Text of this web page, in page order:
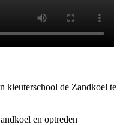
kleuterschool de Zandkoel te
en optreden